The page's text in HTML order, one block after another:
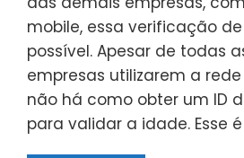
mobile, essa verificação
possível. Apesar de todas
empresas utilizarem a
não há como obter um ID
para validar a idade. Esse